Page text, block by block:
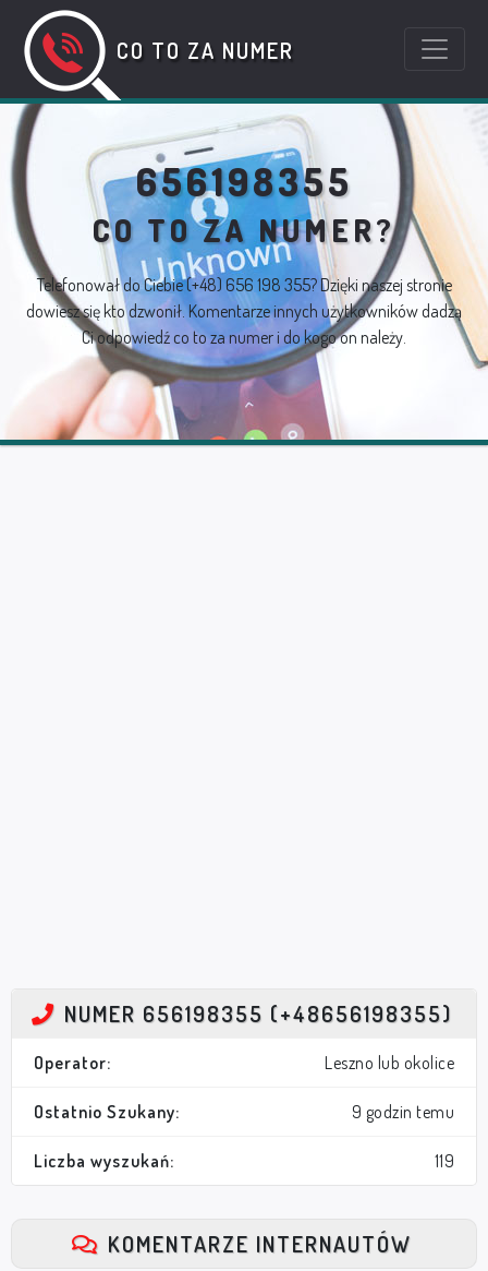
CO TO ZA NUMER
656198355
CO TO ZA NUMER?
Telefonował do Ciebie(+48) 656 198 355? Dzięki naszej stronie
dowiesz się kto dzwonił. Komentarze innych użytkowników dadzą
Ci odpowiedź co to za numer i do kogo on należy.
NUMER 656198355 (+48656198355)
Operator: Leszno lub okolice
Ostatnio Szukany: 9 godzin temu
Liczba wyszukań: 119
KOMENTARZE INTERNAUTÓW